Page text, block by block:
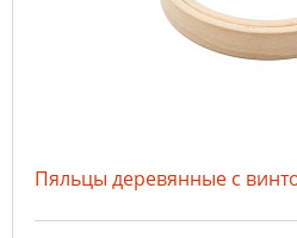
Пяльцы деревянные с